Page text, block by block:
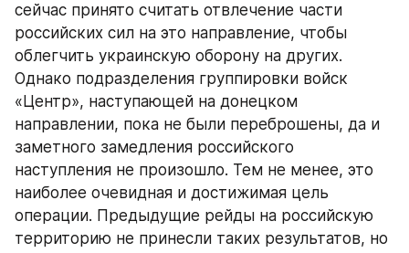
сейчас принято считать отвлечение части
российских сил на это направление, чтобы
облегчить украинскую оборону на других.
Однако подразделения группировки войск
«Центр», наступающей на донецком
направлении, пока не были переброшены, да и
заметного замедления российского
наступления не произошло. Тем не менее, это
наиболее очевидная и достижимая цель
операции. Предыдущие рейды на российскую
территорию не принесли таких результатов, но